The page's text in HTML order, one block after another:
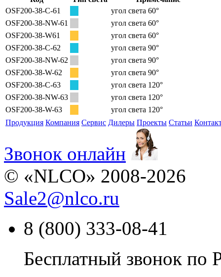
OSF200-38-C-61
угол света 60°
OSF200-38-NW-61
угол света 60°
OSF200-38-W61
угол света 60°
OSF200-38-C-62
угол света 90°
OSF200-38-NW-62
угол света 90°
OSF200-38-W-62
угол света 90°
OSF200-38-C-63
угол света 120°
OSF200-38-NW-63
угол света 120°
OSF200-38-W-63
угол света 120°
Продукция Компания Сервис Дилеры Проекты Статьи
Звонок онлайн
© «NLCO» 2008-2026
Sale2@nlco.ru
8 (800) 333-08-41
Бесплатный звонок по